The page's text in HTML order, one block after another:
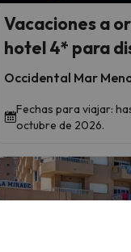
Vacaciones a
hotel 4* para
Occidental Mar
Fechas para viajar:
octubre de 2026.